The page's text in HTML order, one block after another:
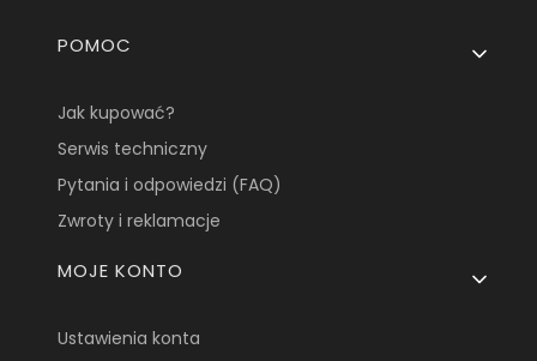
Linki w stopce
POMOC
Jak kupować?
Serwis techniczny
Pytania i odpowiedzi (FAQ)
Zwroty i reklamacje
MOJE KONTO
Ustawienia konta